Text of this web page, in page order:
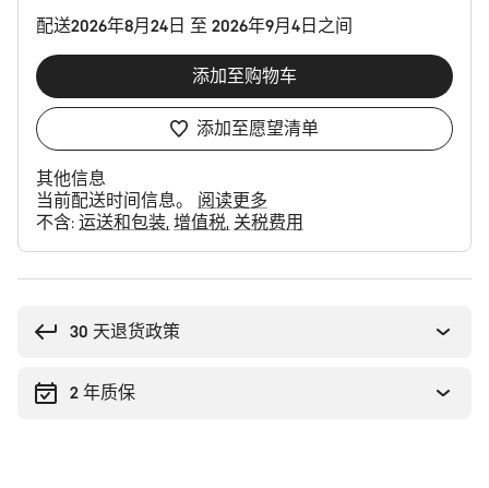
配送2026年8月24日 至 2026年9月4日之间
添加至购物车
添加至愿望清单
其他信息
当前配送时间信息。 阅读更多
不含: 运送和包装 增值税 关税费用
30 天退货政策
2 年质保